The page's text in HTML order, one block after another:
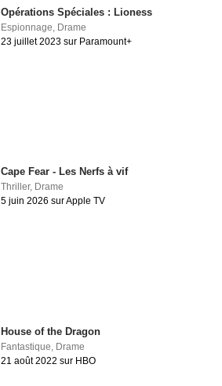
Opérations Spéciales : Lioness
Espionnage, Drame
23 juillet 2023 sur Paramount+
Cape Fear - Les Nerfs à vif
Thriller, Drame
5 juin 2026 sur Apple TV
House of the Dragon
Fantastique Drame
21 août 2022 sur HBO